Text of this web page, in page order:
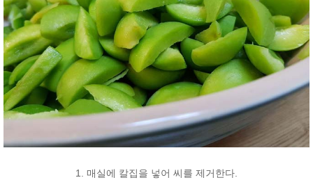
1. 매실에 칼집을 넣어 씨를 제거한다.